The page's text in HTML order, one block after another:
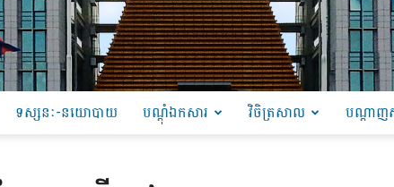
ទស្សនៈ-នយោបាយ បណ្ដុំឯកសារ វិចិត្រសាល បណ្តាញ